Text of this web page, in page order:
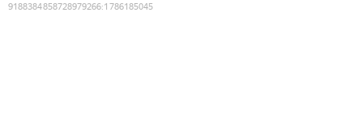
9188384858728979266:1786185045